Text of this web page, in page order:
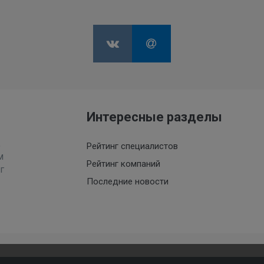
Интересные разделы
Рейтинг специалистов
Рейтинг компаний
Последние новости